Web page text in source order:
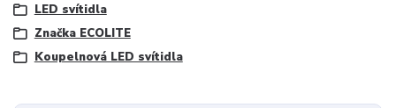
LED svítidla
Značka ECOLITE
Koupelnová LED svítidla